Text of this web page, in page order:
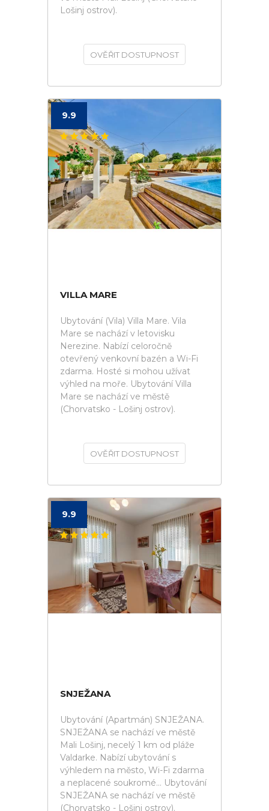
Lošinj ostrov).
OVĚŘIT DOSTUPNOST
9.9
VILLA MARE
Ubytování (Vila) Villa Mare. Vila
Mare se nachází v letovisku
Nerezine. Nabízí celoročně
otevřený venkovní bazén a Wi-Fi
zdarma. Hosté si mohou užívat
výhled na moře. Ubytování Villa
Mare se nachází ve městě
(Chorvatsko - Lošinj ostrov).
OVĚŘIT DOSTUPNOST
9.9
SNJEŽANA
Ubytování (Apartmán) SNJEŽANA.
SNJEŽANA se nachází ve městě
Mali Lošinj, necelý 1 km od pláže
Valdarke. Nabízí ubytování s
výhledem na město, Wi-Fi zdarma
a neplacené soukromé... Ubytování
SNJEŽANA se nachází ve městě
(Chorvatsko - Lošinj ostrov).